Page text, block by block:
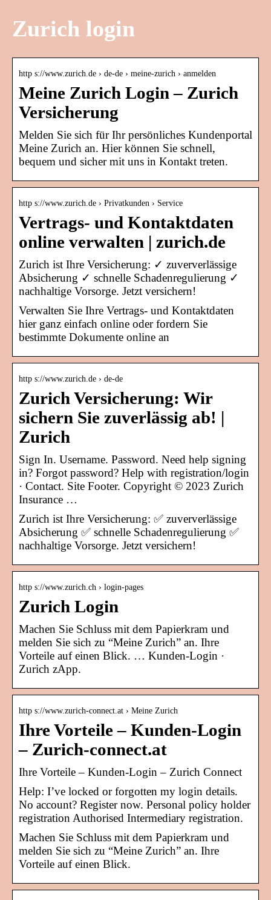
Zurich login
http s://www.zurich.de › de-de › meine-zurich › anmelden
Meine Zurich Login – Zurich
Versicherung
Melden Sie sich für Ihr persönliches Kundenportal
Meine Zurich an. Hier können Sie schnell,
bequem und sicher mit uns in Kontakt treten.
http s://www.zurich.de › Privatkunden › Service
Vertrags- und Kontaktdaten
online verwalten | zurich.de
Zurich ist Ihre Versicherung: ✓ zuververlässige
Absicherung ✓ schnelle Schadenregulierung ✓
nachhaltige Vorsorge. Jetzt versichern!
Verwalten Sie Ihre Vertrags- und Kontaktdaten
hier ganz einfach online oder fordern Sie
bestimmte Dokumente online an
http s://www.zurich.de › de-de
Zurich Versicherung: Wir
sichern Sie zuverlässig ab! |
Zurich
Sign In. Username. Password. Need help signing
in? Forgot password? Help with registration/login
· Contact. Site Footer. Copyright © 2023 Zurich
Insurance …
Zurich ist Ihre Versicherung: ✅ zuververlässige
Absicherung ✅ schnelle Schadenregulierung ✅
nachhaltige Vorsorge. Jetzt versichern!
http s://www.zurich.ch › login-pages
Zurich Login
Machen Sie Schluss mit dem Papierkram und
melden Sie sich zu “Meine Zurich” an. Ihre
Vorteile auf einen Blick. … Kunden-Login ·
Zurich zApp.
http s://www.zurich-connect.at › Meine Zurich
Ihre Vorteile – Kunden-Login
– Zurich-connect.at
Ihre Vorteile – Kunden-Login – Zurich Connect
Help: I’ve locked or forgotten my login details.
No account? Register now. Personal policy holder
registration Authorised Intermediary registration.
Machen Sie Schluss mit dem Papierkram und
melden Sie sich zu “Meine Zurich” an. Ihre
Vorteile auf einen Blick.